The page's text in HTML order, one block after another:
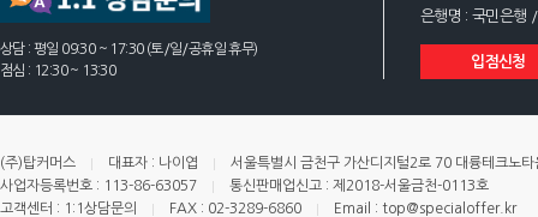
상담 : 평일 09:30 ~ 17:30 (토/일/공휴일 휴무)
점심 : 12:30 ~ 13:30
은행명 : 국민은행
입점신청
(주)탑커머스 대표자 : 나이엽
서울특별시 금천구 가산디지털2로 70 대륭테크노
사업자등록번호 : 113-86-63057
통신판매업신고 : 제2018-서울금천-0113호
고객센터 : 1:1상담문의
FAX : 02-3289-6860
Email : top@specialoffer.kr